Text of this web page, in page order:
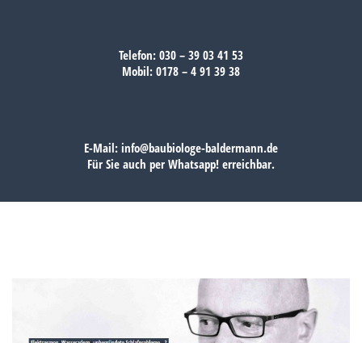
Telefon: 030 – 39 03 41 53
Mobil: 0178 – 4 91 39 38
E-Mail: info@baubiologe-baldermann.de
Für Sie auch per Whatsapp! erreichbar.